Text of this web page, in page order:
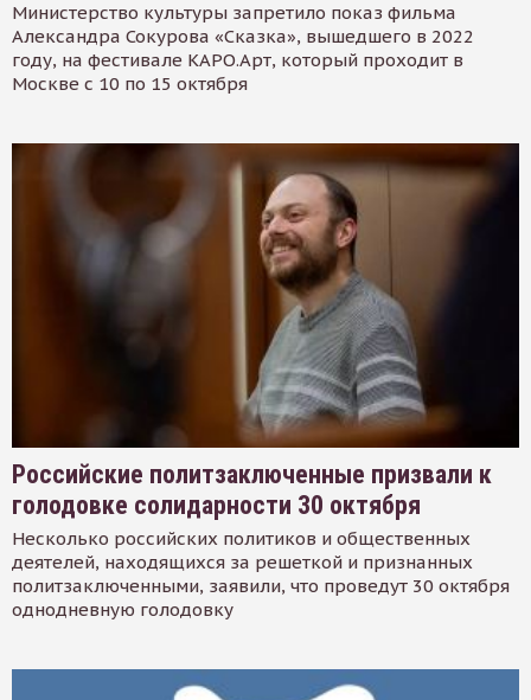
Министерство культуры запретило показ фильма
Александра Сокурова «Сказка», вышедшего в 2022
году, на фестивале КАРО.Арт, который проходит в
Москве с 10 по 15 октября
Российские политзаключенные призвали к
голодовке солидарности 30 октября
Несколько российских политиков и общественных
деятелей, находящихся за решеткой и признанных
политзаключенными, заявили, что проведут 30 октября
однодневную голодовку